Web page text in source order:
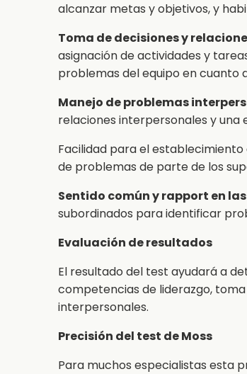
alcanzar metas y objetivos, y
Toma de decisiones y
asignación de actividades y
problemas del equipo en cuanto
Manejo de problemas
relaciones interpersonales y
Facilidad para el
de problemas de parte de los
Sentido común y rapport en
subordinados para identificar
Evaluación de resultados
El resultado del test ayudará a
competencias de liderazgo,
interpersonales.
Precisión del test de Moss
Para muchos especialistas esta